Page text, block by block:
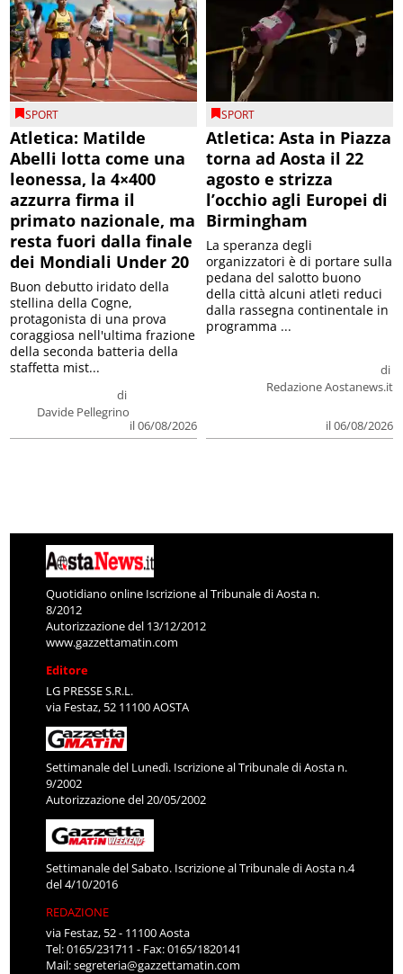
SPORT
Atletica: Matilde
Abelli lotta come una
leonessa, la 4×400
azzurra firma il
primato nazionale, ma
resta fuori dalla finale
dei Mondiali Under 20
di
Davide Pellegrino
il 06/08/2026
Buon debutto iridato della
stellina della Cogne,
protagonista di una prova
coraggiosa nell'ultima frazione
della seconda batteria della
staffetta mist...
SPORT
Atletica: Asta in Piazza
torna ad Aosta il 22
agosto e strizza
l’occhio agli Europei di
Birmingham
di
Redazione Aostanews.it
il 06/08/2026
La speranza degli
organizzatori è di portare sulla
pedana del salotto buono
della città alcuni atleti reduci
dalla rassegna continentale in
programma ...
Quotidiano online Iscrizione al Tribunale di Aosta n.
8/2012
Autorizzazione del 13/12/2012
www.gazzettamatin.com
Editore
LG PRESSE S.R.L.
via Festaz, 52 11100 AOSTA
Settimanale del Lunedì. Iscrizione al Tribunale di Aosta n.
9/2002
Autorizzazione del 20/05/2002
Settimanale del Sabato. Iscrizione al Tribunale di Aosta n.4
del 4/10/2016
REDAZIONE
via Festaz, 52 - 11100 Aosta
Tel: 0165/231711 - Fax: 0165/1820141
Mail:segreteria@gazzettamatin.com